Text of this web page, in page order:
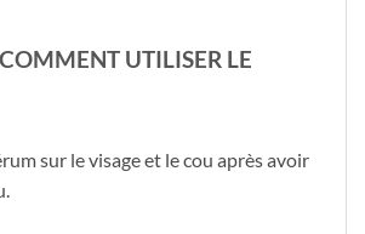
UTILISER LE
sur le visage et le cou après avoir